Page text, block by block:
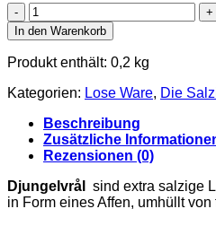
Djungelvrål
200
Menge
In den Warenkorb
Produkt enthält: 0,2 kg
Kategorien: Lose Ware, Die
Beschreibung
Zusätzliche
Rezensionen (0)
Djungelvrål
sind extra salzige
in Form eines Affen, umhüllt von